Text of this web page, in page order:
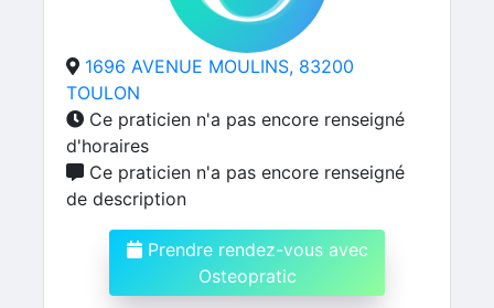
1696 AVENUE MOULINS, 83200
TOULON
Ce praticien n'a pas encore renseigné
d'horaires
Ce praticien n'a pas encore renseigné
de description
Prendre rendez-vous avec
Osteopratic